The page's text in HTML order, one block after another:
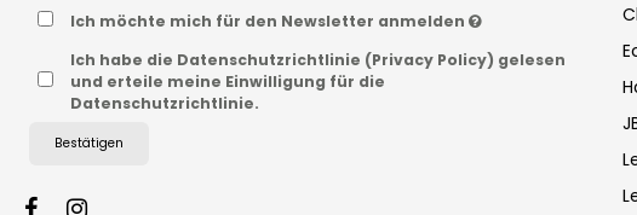
Ich möchte mich für den Newsletter anmelden
Ich habe die Datenschutzrichtlinie (Privacy Policy) gelesen
und erteile meine Einwilligung für die
Datenschutzrichtlinie.
Bestätigen